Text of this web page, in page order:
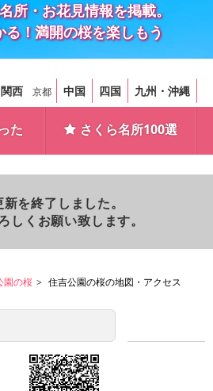
所・お花見情報を掲載。
！満開の桜を楽しもう
関西 京都 中国 四国 九州・沖縄
た さくら名所100選
を終了しました。
くお願い致します。
園の桜 住吉公園の桜の地図・アクセス